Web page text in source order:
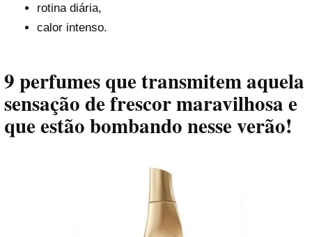
rotina diária,
calor intenso.
9 perfumes que transmitem aquela
sensação de frescor maravilhosa e
que estão bombando nesse verão!